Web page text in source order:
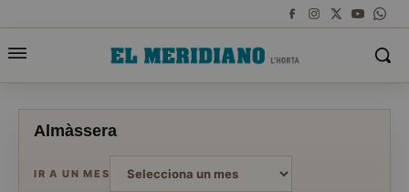
Almàssera
IR A UN MES